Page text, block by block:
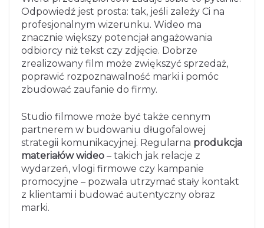
Odpowiedź jest prosta: tak, jeśli zależy Ci na
profesjonalnym wizerunku. Wideo ma
znacznie większy potencjał angażowania
odbiorcy niż tekst czy zdjęcie. Dobrze
zrealizowany film może zwiększyć sprzedaż,
poprawić rozpoznawalność marki i pomóc
zbudować zaufanie do firmy.
Studio filmowe może być także cennym
partnerem w budowaniu długofalowej
strategii komunikacyjnej. Regularna produkcja
materiałów wideo – takich jak relacje z
wydarzeń, vlogi firmowe czy kampanie
promocyjne – pozwala utrzymać stały kontakt
z klientami i budować autentyczny obraz
marki.